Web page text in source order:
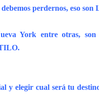
debemos perdernos, eso
York entre otras,
y elegir cual será tu